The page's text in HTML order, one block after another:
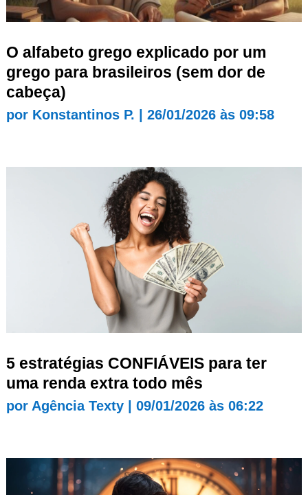
O alfabeto grego explicado por um
grego para brasileiros (sem dor de
cabeça)
por Konstantinos P. 26/01/2026 às 09:58
5 estratégias CONFIÁVEIS para ter
uma renda extra todo mês
por Agência Texty| 09/01/2026 às 06:22